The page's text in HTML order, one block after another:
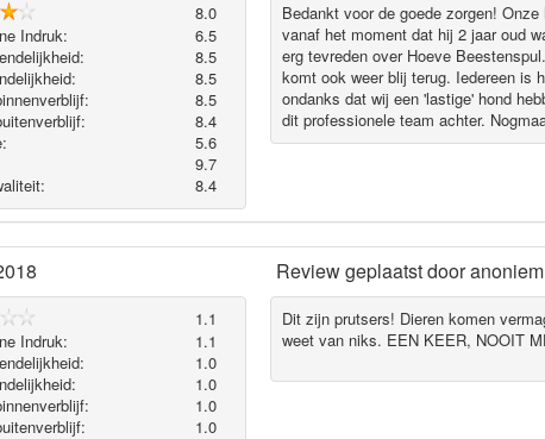
8.0
Indruk:
6.5
8.5
8.5
8.5
8.4
5.6
9.7
8.4
Bedankt voor de goede zorgen!
vanaf het moment dat hij 2 jaar oud
erg tevreden over Hoeve
komt ook weer blij terug. Iedereen is
ondanks dat wij een 'lastige' hond
dit professionele team achter.
1.1
Indruk:
1.1
1.0
1.0
1.0
1.0
Review geplaatst dooranoniem
Dit zijn prutsers! Dieren komen
weet van niks. EEN KEER, NOOIT